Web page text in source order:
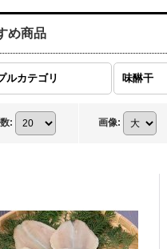
め商品
ルカテゴリ 味醂干
: 画像: